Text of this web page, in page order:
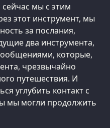
мы с этим
этот инструмент, мы
за послания,
два инструмента,
которые,
чрезвычайно
путешествия. И
углубить контакт с
мы могли продолжить